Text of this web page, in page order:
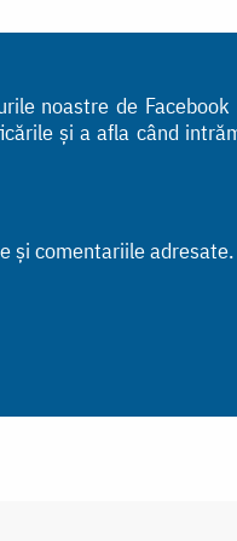
noastre de Facebook
și a afla când
și comentariile adresate.